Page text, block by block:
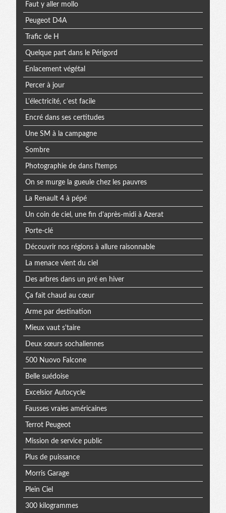
Faut y aller mollo
Peugeot D4A
Trafic de H
Quelque part dans le Périgord
Enlacement végétal
Percer à jour
L'électricité, c'est facile
Encré dans ses certitudes
Une SM à la campagne
Sombre
Photographie de dans l'temps
On se murge la gueule chez les pauvres
La Renault 4 à pépé
Un coin de ciel, une fin d'après-midi à Azerat
Porte-clé
Découvrir nos régions à allure raisonnable
La menace vient du ciel
Des arbres dans un pré en hiver
Ça fait chaud au cœur
Arme par destination
Mieux vaut s'taire
Deux sœurs sochaliennes
500 Nuovo Falcone
Belle suédoise
Excelsior Autocycle
Fausses vraies américaines
Terrot Peugeot
Mission de service public
Plus de puissance
Morris Garage
Plein Ciel
300 kilogrammes